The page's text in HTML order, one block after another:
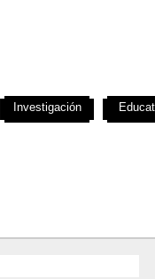
Investigación